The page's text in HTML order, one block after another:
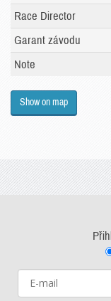
Race Director
Garant závodu
Note
Show on map